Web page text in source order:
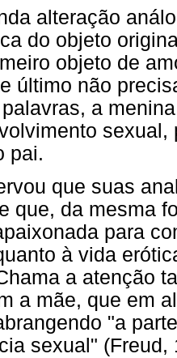
alteração
do objeto
objeto de
último não
a
pai.
que suas
que, da mesma
para
à vida
a atenção
a mãe, que em
"a
sexual" (Freud,